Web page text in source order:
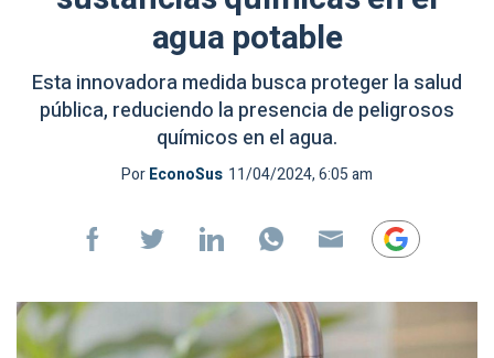
agua potable
Esta innovadora medida busca proteger la salud
pública, reduciendo la presencia de peligrosos
químicos en el agua.
PorEconoSus 11/04/2024, 6:05 am